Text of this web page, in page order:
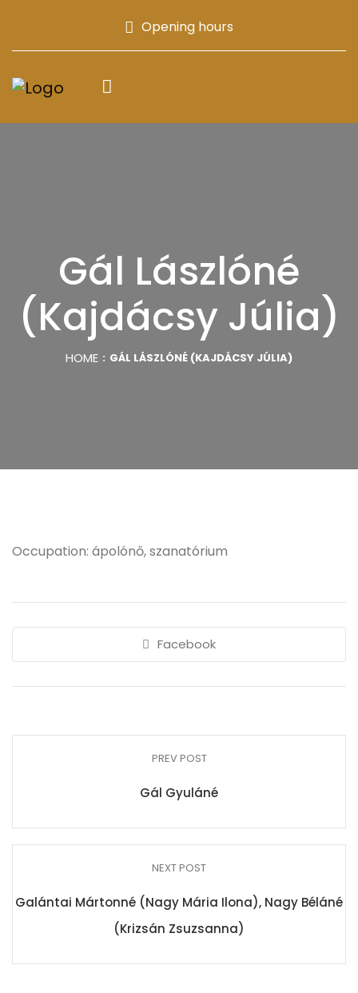
Opening hours
Gál Lászlóné
(Kajdácsy Júlia)
HOME GÁL LÁSZLÓNÉ (KAJDÁCSY JÚLIA)
Occupation: ápolónő, szanatórium
Facebook
PREV POST
Gál Gyuláné
NEXT POST
Galántai Mártonné (Nagy Mária Ilona), Nagy Béláné
(Krizsán Zsuzsanna)